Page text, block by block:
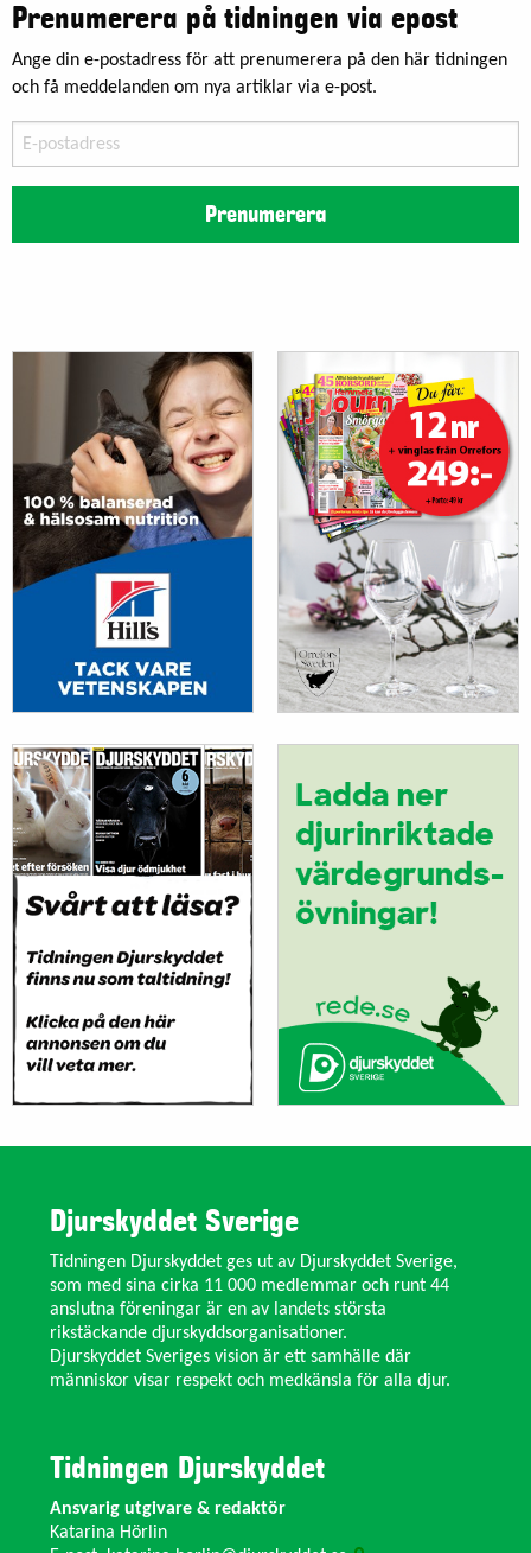
Prenumerera på tidningen via epost
Ange din e-postadress för att prenumerera på den här tidningen
och få meddelanden om nya artiklar via e-post.
postadress
Prenumerera
Djurskyddet Sverige
Tidningen Djurskyddet ges ut av Djurskyddet Sverige,
som med sina cirka 11 000 medlemmar och runt 44
anslutna föreningar är en av landets största
rikstäckande djurskyddsorganisationer.
Djurskyddet Sveriges vision är ett samhälle där
människor visar respekt och medkänsla för alla djur.
Tidningen Djurskyddet
Ansvarig utgivare & redaktör
Katarina Hörlin